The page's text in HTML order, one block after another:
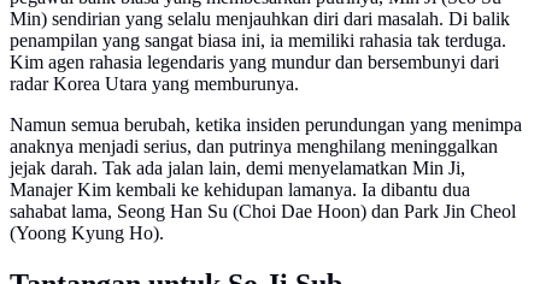
Min) sendirian yang selalu menjauhkan diri dari masalah. Di balik
penampilan yang sangat biasa ini, ia memiliki rahasia tak terduga.
Kim agen rahasia legendaris yang mundur dan bersembunyi dari
radar Korea Utara yang memburunya.
Namun semua berubah, ketika insiden perundungan yang menimpa
anaknya menjadi serius, dan putrinya menghilang meninggalkan
jejak darah. Tak ada jalan lain, demi menyelamatkan Min Ji,
Manajer Kim kembali ke kehidupan lamanya. Ia dibantu dua
sahabat lama, Seong Han Su (Choi Dae Hoon) dan Park Jin Cheol
(Yoong Kyung Ho).